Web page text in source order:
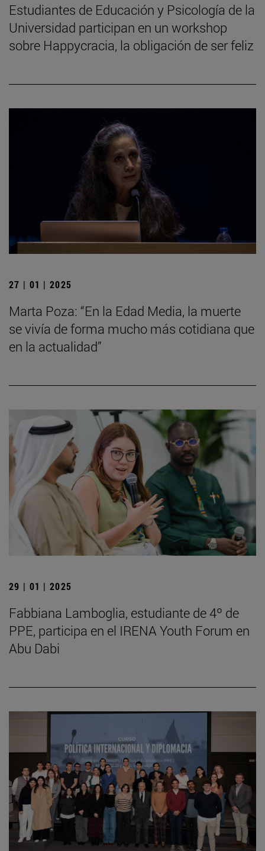
Estudiantes de Educación y Psicología de la
Universidad participan en un workshop
sobre Happycracia, la obligación de ser feliz
27 | 01 | 2025
Marta Poza: “En la Edad Media, la muerte
se vivía de forma mucho más cotidiana que
en la actualidad”
29 | 01 | 2025
Fabbiana Lamboglia, estudiante de 4º de
PPE, participa en el IRENA Youth Forum en
Abu Dabi